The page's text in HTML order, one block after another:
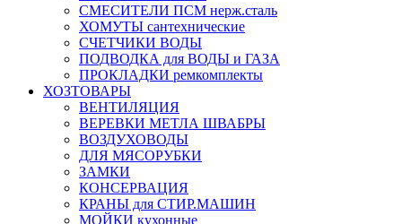
СМЕСИТЕЛИ ПСМ нерж.сталь
ХОМУТЫ сантехнические
СЧЕТЧИКИ ВОДЫ
ПОДВОДКА для ВОДЫ и ГАЗА
ПРОКЛАДКИ ремкомплекты
ХОЗТОВАРЫ
ВЕНТИЛЯЦИЯ
ВЕРЕВКИ МЕТЛА ШВАБРЫ
ВОЗДУХОВОДЫ
ДЛЯ МЯСОРУБКИ
ЗАМКИ
КОНСЕРВАЦИЯ
КРАНЫ для СТИР.МАШИН
МОЙКИ кухонные